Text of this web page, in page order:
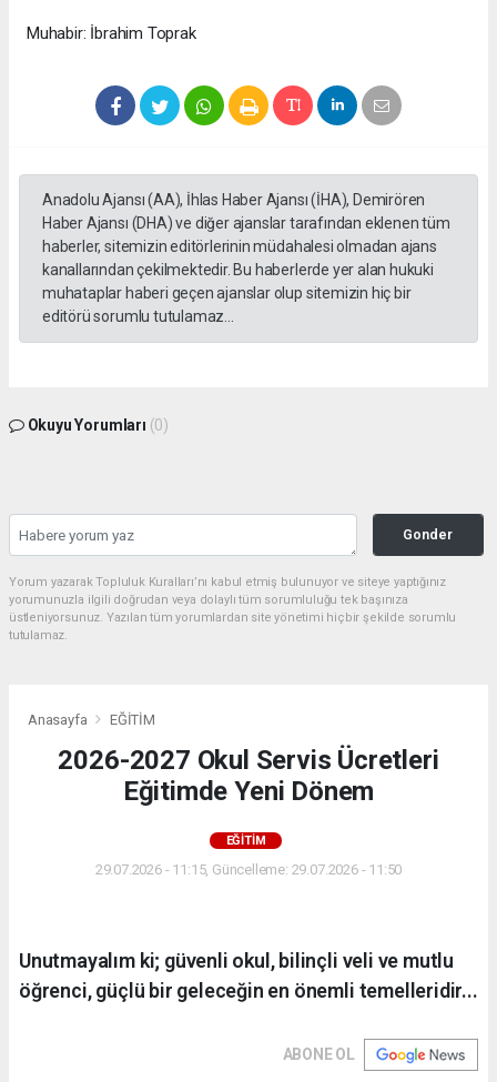
Muhabir: İbrahim Toprak
Anadolu Ajansı (AA), İhlas Haber Ajansı (İHA), Demirören
Haber Ajansı (DHA) ve diğer ajanslar tarafından eklenen tüm
haberler, sitemizin editörlerinin müdahalesi olmadan ajans
kanallarından çekilmektedir. Bu haberlerde yer alan hukuki
muhataplar haberi geçen ajanslar olup sitemizin hiç bir
editörü sorumlu tutulamaz...
Okuyu Yorumları (0)
Gonder
Yorum yazarak Topluluk Kuralları’nı kabul etmiş bulunuyor ve siteye yaptığınız
yorumunuzla ilgili doğrudan veya dolaylı tüm sorumluluğu tek başınıza
üstleniyorsunuz. Yazılan tüm yorumlardan site yönetimi hiçbir şekilde sorumlu
tutulamaz.
Anasayfa EĞİTİM
2026-2027 Okul Servis Ücretleri
Eğitimde Yeni Dönem
EĞİTİM
29.07.2026 - 11:15, Güncelleme: 29.07.2026 - 11:50
Unutmayalım ki; güvenli okul, bilinçli veli ve mutlu
öğrenci, güçlü bir geleceğin en önemli temelleridir...
ABONE OL